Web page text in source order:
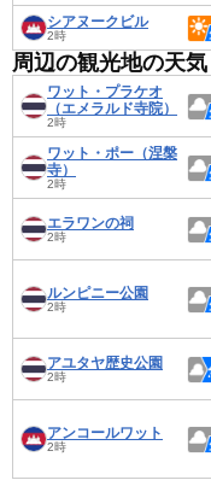
シアヌークビル
2時
周辺の観光地の天気
ワット・プラケオ
（エメラルド寺院）
2時
ワット・ポー（涅槃
寺）
2時
エラワンの祠
2時
ルンピニー公園
2時
アユタヤ歴史公園
2時
アンコールワット
2時